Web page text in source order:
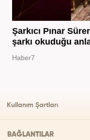
Şarkıcı Pınar
şarkı okuduğu
Haber7
Kullanım Şartları
BAĞLANTILAR